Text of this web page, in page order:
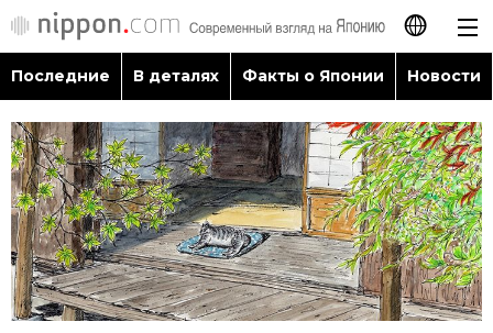
日本語
English
简体字
繁體字
Français
Последние
В деталях
Последние В деталях Факты о Японии Новости